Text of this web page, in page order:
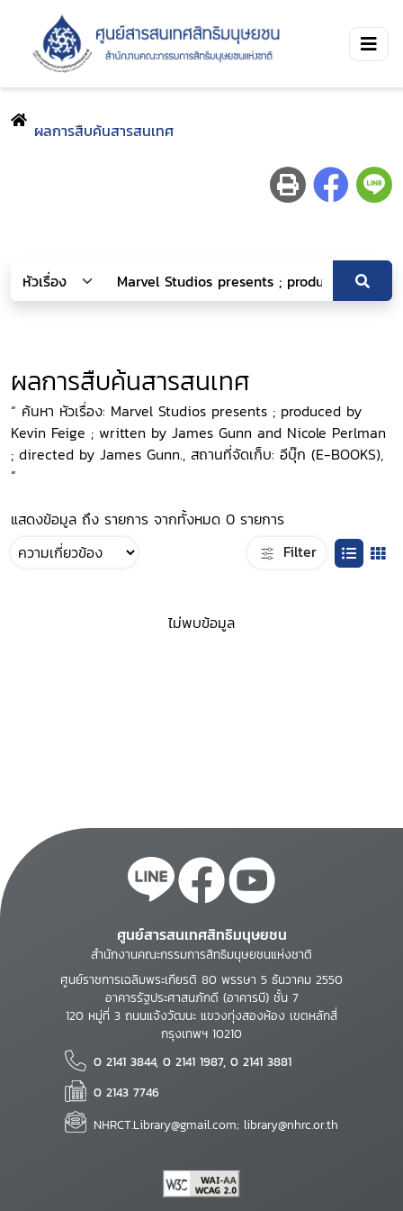
ผลการสืบค้นสารสนเทศ
ผลการสืบค้นสารสนเทศ
“ ค้นหา หัวเรื่อง: Marvel Studios presents ; produced by
Kevin Feige ; written by James Gunn and Nicole Perlman
; directed by James Gunn., สถานที่จัดเก็บ: อีบุ๊ก (E-BOOKS),
”
แสดงข้อมูล ถึง รายการ จากทั้งหมด 0 รายการ
Filter
ไม่พบข้อมูล
ศูนย์สารสนเทศสิทธิมนุษยชน
สำนักงานคณะกรรมการสิทธิมนุษยชนแห่งชาติ
ศูนย์ราชการเฉลิมพระเกียรติ 80 พรรษา 5 ธันวาคม 2550
อาคารรัฐประศาสนภักดี (อาคารบี) ชั้น 7
120 หมู่ที่ 3 ถนนแจ้งวัฒนะ แขวงทุ่งสองห้อง เขตหลักสี่
กรุงเทพฯ 10210
0 2141 3844, 0 2141 1987, 0 2141 3881
0 2143 7746
NHRCT.Library@gmail.com; library@nhrc.or.th